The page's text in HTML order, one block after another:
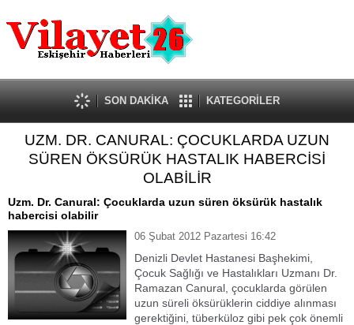
Güncel
Ekonomi
Politika
Eğitim
Spor
Kültür-Sanat
Dünya
Tanıtım Yazısı
SON DAKİKA KATEGORİLER
UZM. DR. CANURAL: ÇOCUKLARDA UZUN
SÜREN ÖKSÜRÜK HASTALIK HABERCİSİ
OLABİLİR
Uzm. Dr. Canural: Çocuklarda uzun süren öksürük hastalık
habercisi olabilir
06 Şubat 2012 Pazartesi 16:42
Denizli Devlet Hastanesi Başhekimi,
Çocuk Sağlığı ve Hastalıkları Uzmanı Dr.
Ramazan Canural, çocuklarda görülen
uzun süreli öksürüklerin ciddiye alınması
gerektiğini, tüberküloz gibi pek çok önemli